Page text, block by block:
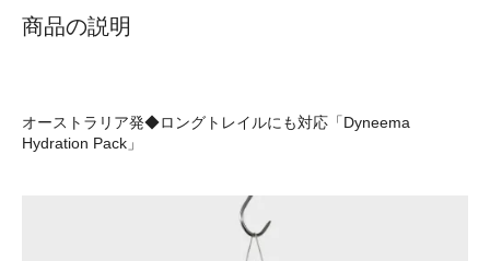
商品の説明
オーストラリア発◆ロングトレイルにも対応「Dyneema
Hydration Pack」